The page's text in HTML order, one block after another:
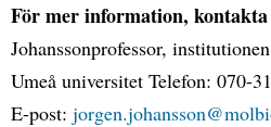
För mer information,
Johanssonprofessor,
Umeå universitet Telefon: 070-
E-post: